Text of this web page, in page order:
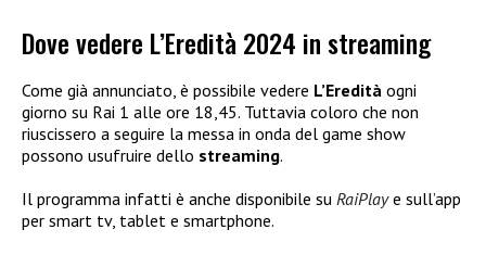
Dove vedere L’Eredità 2024 in streaming
Come già annunciato, è possibile vedere L’Eredità ogni
giorno su Rai 1 alle ore 18,45. Tuttavia coloro che non
riuscissero a seguire la messa in onda del game show
possono usufruire dello streaming.
Il programma infatti è anche disponibile su RaiPlaye sull’app
per smart tv, tablet e smartphone.